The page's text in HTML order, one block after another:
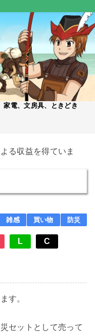
家電、文房具、ときどき
る収益を得ていま
雑感
買い物 防災
L C
す。
セットとして売って